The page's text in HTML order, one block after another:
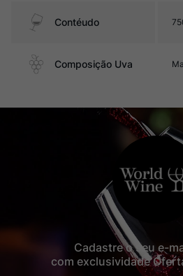
Contéudo
Composição Uva
Cadastre o seu e-
com exclusividade